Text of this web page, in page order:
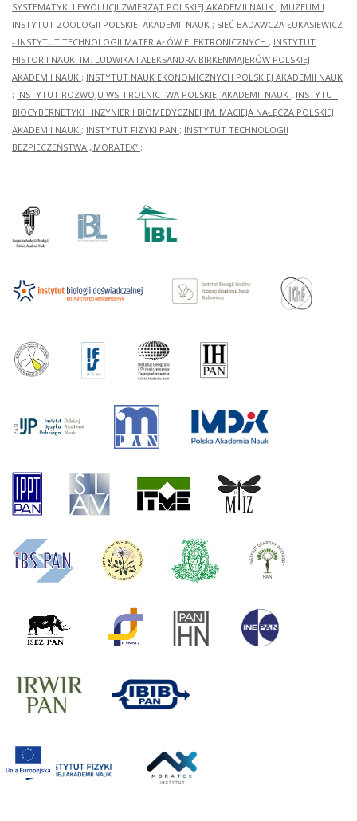
SYSTEMATYKI I EWOLUCJI ZWIERZĄT POLSKIEJ AKADEMII NAUK ; MUZEUM I
INSTYTUT ZOOLOGII POLSKIEJ AKADEMII NAUK ; SIEĆ BADAWCZA ŁUKASIEWICZ
- INSTYTUT TECHNOLOGII MATERIAŁÓW ELEKTRONICZNYCH ; INSTYTUT
HISTORII NAUKI IM. LUDWIKA I ALEKSANDRA BIRKENMAJERÓW POLSKIEJ
AKADEMII NAUK ; INSTYTUT NAUK EKONOMICZNYCH POLSKIEJ AKADEMII NAUK
; INSTYTUT ROZWOJU WSI I ROLNICTWA POLSKIEJ AKADEMII NAUK ; INSTYTUT
BIOCYBERNETYKI I INŻYNIERII BIOMEDYCZNEJ IM. MACIEJA NAŁĘCZA POLSKIEJ
AKADEMII NAUK ; INSTYTUT FIZYKI PAN ; INSTYTUT TECHNOLOGII
BEZPIECZEŃSTWA „MORATEX” ;